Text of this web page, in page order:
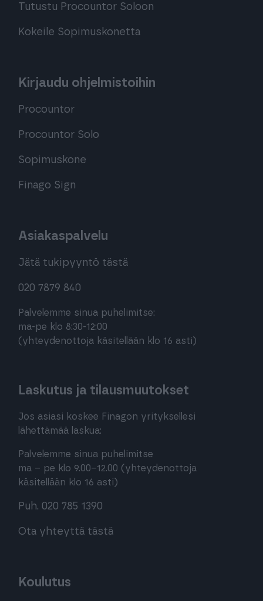
Tutustu Procountor Soloon
Kokeile Sopimuskonetta
Kirjaudu ohjelmistoihin
Procountor
Procountor Solo
Sopimuskone
Finago Sign
Asiakaspalvelu
Jätä tukipyyntö tästä
020 7879 840
Palvelemme sinua puhelimitse:
ma-pe klo 8:30-12:00
(yhteydenottoja käsitellään klo 16 asti)
Laskutus ja tilausmuutokset
Jos asiasi koskee Finagon yrityksellesi
lähettämää laskua:
Palvelemme sinua puhelimitse
ma – pe klo 9.00–12.00 (yhteydenottoja
käsitellään klo 16 asti)
Puh. 020 785 1390
Ota yhteyttä tästä
Koulutus